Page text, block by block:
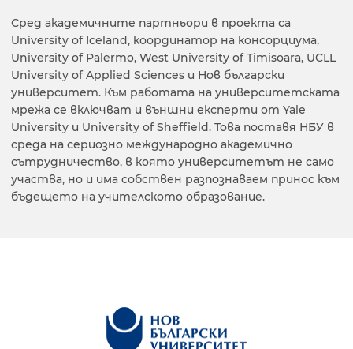
Сред академичните партньори в проекта са
University of Iceland, координатор на консорциума,
University of Palermo, West University of Timisoara, UCLL
University of Applied Sciences и Нов български
университет. Към работата на университетската
мрежа се включват и външни експерти от Yale
University и University of Sheffield. Това поставя НБУ в
среда на сериозно международно академично
сътрудничество, в която университетът не само
участва, но и има собствен разпознаваем принос към
бъдещето на учителското образование.